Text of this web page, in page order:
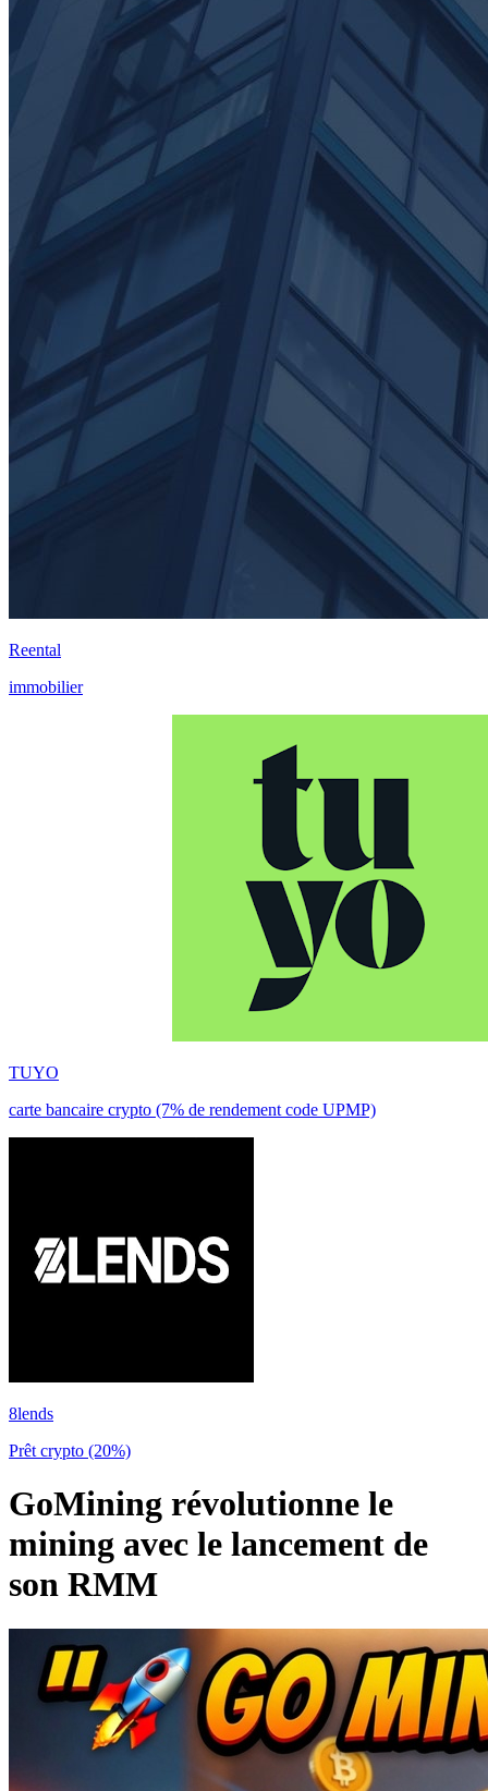
Reental
immobilier
TUYO
carte bancaire crypto (7% de rendement code UPMP)
8lends
Prêt crypto (20%)
GoMining révolutionne le
mining avec le lancement de
son RMM